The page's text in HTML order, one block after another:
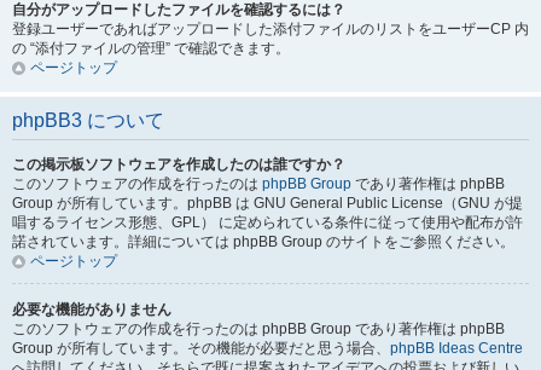
自分がアップロードしたファイルを確認するには？
登録ユーザーであればアップロードした添付ファイルのリストをユーザーCP 内
の “添付ファイルの管理” で確認できます。
ページトップ
phpBB3 について
この掲示板ソフトウェアを作成したのは誰ですか？
このソフトウェアの作成を行ったのは phpBB Group であり著作権は phpBB
Group が所有しています。phpBB は GNU General Public License（GNU が提
唱するライセンス形態、GPL） に定められている条件に従って使用や配布が許
諾されています。詳細については phpBB Group のサイトをご参照ください。
ページトップ
必要な機能がありません
このソフトウェアの作成を行ったのは phpBB Group であり著作権は phpBB
Group が所有しています。その機能が必要だと思う場合、 phpBB Ideas Centre